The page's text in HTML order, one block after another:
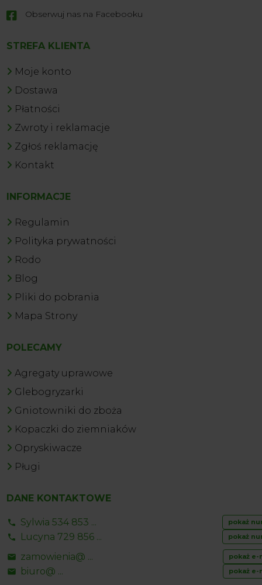
 Obserwuj nas na Facebooku
STREFA KLIENTA
Moje konto
Dostawa
Płatności
Zwroty i reklamacje
Zgłoś reklamację
Kontakt
INFORMACJE
Regulamin
Polityka prywatności
Rodo
Blog
Pliki do pobrania
Mapa Strony
POLECAMY
Agregaty uprawowe
Glebogryzarki
Gniotowniki do zboża
Kopaczki do ziemniaków
Opryskiwacze
Pługi
DANE KONTAKTOWE
Sylwia 534 853 ... pokaż
Lucyna 729 856 ... pokaż
zamowienia@ ... pokaż e-
biuro@ ... pokaż e-